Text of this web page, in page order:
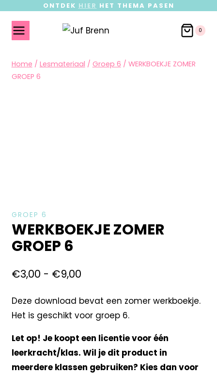
ONTDEK HIER HET THEMA PASEN
0
Home / Lesmateriaal / Groep 6 / WERKBOEKJE ZOMER
GROEP 6
GROEP 6
WERKBOEKJE ZOMER
GROEP 6
€3,00 - €9,00
Deze download bevat een zomer werkboekje.
Het is geschikt voor groep 6.
Let op! Je koopt een licentie voor één
leerkracht/klas. Wil je dit product in
meerdere klassen gebruiken? Kies dan voor